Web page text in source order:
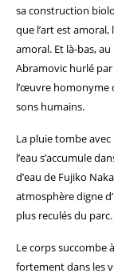
sa construction
que l’art est
amoral. Et là-bas,
Abramovic hurlé
l’œuvre homonyme
sons humains.
La pluie tombe
l’eau s’accumule
d’eau de Fujiko
atmosphère digne
plus reculés du parc.
Le corps succombe
fortement dans les